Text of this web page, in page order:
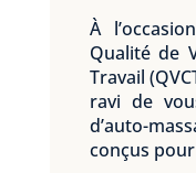
À
Qualité de
Travail
ravi de
d’auto-
conçus